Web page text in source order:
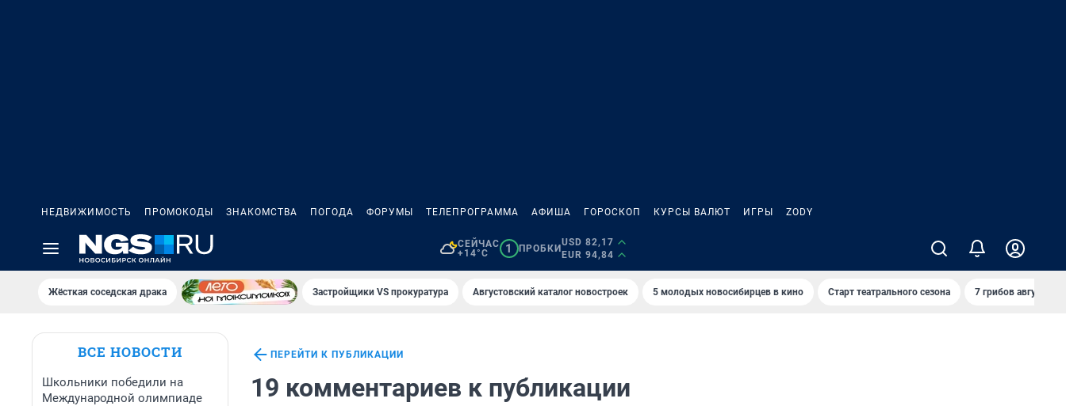
НЕДВИЖИМОСТЬ ПРОМОКОДЫ ЗНАКОМСТВА ПОГОДА ФОРУМЫ ТЕЛЕПРОГРАММА АФИША ГОРОСКОП КУРСЫ ВАЛЮТ ИГРЫ ZODY
СЕЙЧАС
+14°C
1 ПРОБКИ
USD 82,17
EUR 94,84
Жёсткая соседская драка Застройщики VS прокуратура Августовский каталог новостроек 5 молодых новосибирцев в кино Старт театрального сезона 7 грибов августа
ВСЕ НОВОСТИ
Школьники победили на
Международной олимпиаде
ПЕРЕЙТИ К ПУБЛИКАЦИИ
19 комментариев к публикации